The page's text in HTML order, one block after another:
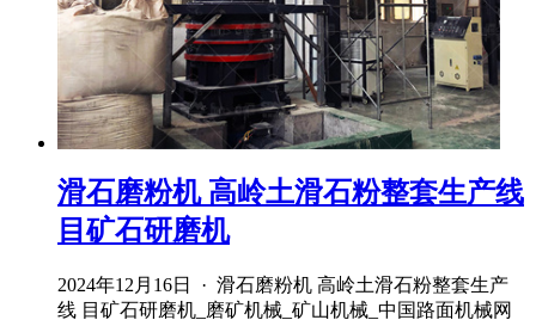
滑石磨粉机 高岭土滑石粉整套生产线
目矿石研磨机
2024年12月16日 · 滑石磨粉机 高岭土滑石粉整套生产
线 目矿石研磨机_磨矿机械_矿山机械_中国路面机械网